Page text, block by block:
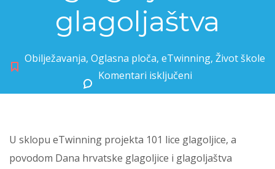
glagoljaštva
Obilježavanja, Oglasna ploča, eTwinning, Život škole
Komentari isključeni
U sklopu eTwinning projekta 101 lice glagoljice, a
povodom Dana hrvatske glagoljice i glagoljaštva